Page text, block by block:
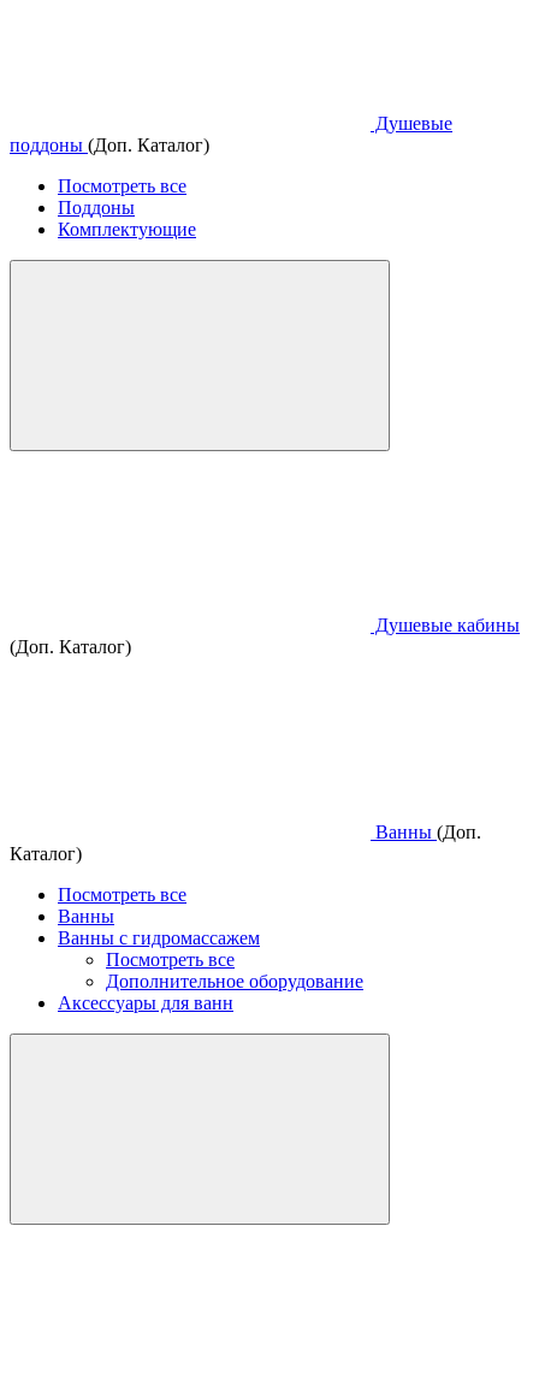
Душевые
поддоны (Доп. Каталог)
Посмотреть все
Поддоны
Комплектующие
Душевые кабины
(Доп. Каталог)
Ванны (Доп.
Каталог)
Посмотреть все
Ванны
Ванны с гидромассажем
Посмотреть все
Дополнительное оборудование
Аксессуары для ванн